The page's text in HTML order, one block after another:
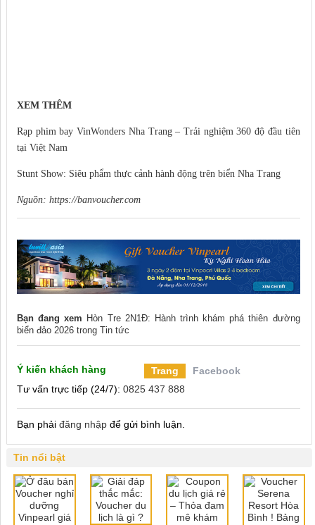
XEM THÊM
Rạp phim bay VinWonders Nha Trang – Trải nghiệm 360 độ đầu tiên
tại Việt Nam
Stunt Show: Siêu phẩm thực cảnh hành động trên biển Nha Trang
Nguồn: https://banvoucher.com
Bạn đang xem Hòn Tre 2N1Đ: Hành trình khám phá thiên đường
biển đảo 2026 trong Tin tức
Ý kiến khách hàng Trang
Facebook
Tư vấn trực tiếp (24/7): 0825 437 888
Bạn phải đăng nhập để gửi bình luận.
Tin nổi bật